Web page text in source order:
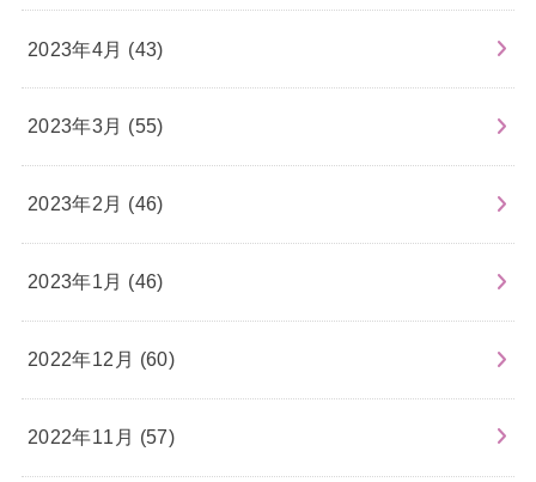
2023年4月 (43)
2023年3月 (55)
2023年2月 (46)
2023年1月 (46)
2022年12月 (60)
2022年11月 (57)